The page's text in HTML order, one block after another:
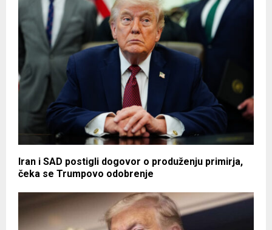
Iran i SAD postigli dogovor o produženju primirja,
čeka se Trumpovo odobrenje